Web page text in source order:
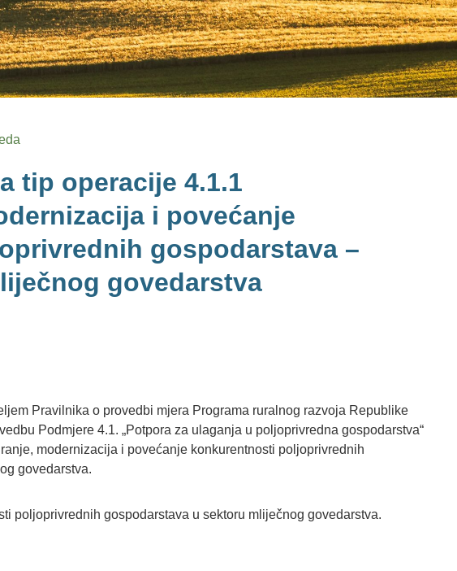
tip operacije 4.1.1
i povećanje
gospodarstava –
govedarstva
Pravilnika o provedbi mjera Programa ruralnog razvoja Republike
Podmjere 4.1. „Potpora za ulaganja u poljoprivredna gospodarstva“
modernizacija i povećanje konkurentnosti poljoprivrednih
govedarstva.
poljoprivrednih gospodarstava u sektoru mliječnog govedarstva.